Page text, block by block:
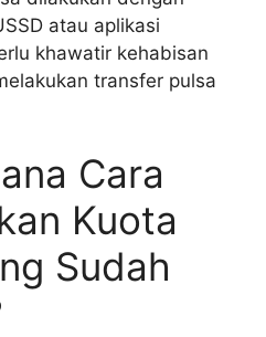
atau aplikasi
khawatir kehabisan
transfer pulsa
Cara
Kuota
Sudah